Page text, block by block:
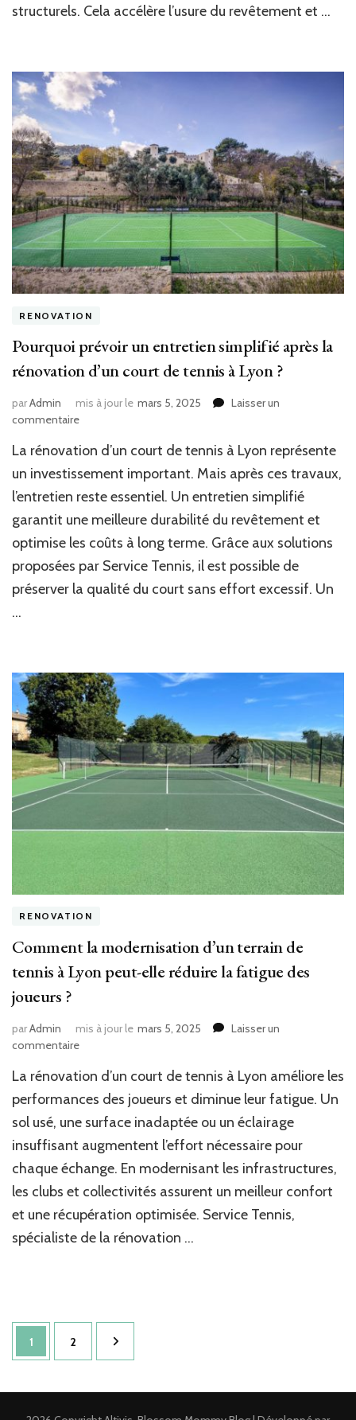
la
de
tennis
à
?
structurels. Cela accélère l’usure du revêtement et …
RENOVATION
Pourquoi prévoir un entretien simplifié après la
rénovation d’un court de tennis à Lyon ?
parAdmin mis à jour le mars 5, 2025
Laisser un
commentairesur
prévoir
un
simplifié
après
rénovation
d’un
court
?
La rénovation d’un court de tennis à Lyon représente
un investissement important. Mais après ces travaux,
l’entretien reste essentiel. Un entretien simplifié
garantit une meilleure durabilité du revêtement et
optimise les coûts à long terme. Grâce aux solutions
proposées par Service Tennis, il est possible de
préserver la qualité du court sans effort excessif. Un
…
RENOVATION
Comment la modernisation d’un terrain de
tennis à Lyon peut-elle réduire la fatigue des
joueurs ?
parAdmin mis à jour le mars 5, 2025
Laisser un
commentairesur
la
modernisation
terrain
de
à
Lyon
peut-
elle
réduire
La rénovation d’un court de tennis à Lyon améliore les
performances des joueurs et diminue leur fatigue. Un
sol usé, une surface inadaptée ou un éclairage
insuffisant augmentent l’effort nécessaire pour
chaque échange. En modernisant les infrastructures,
les clubs et collectivités assurent un meilleur confort
et une récupération optimisée. Service Tennis,
spécialiste de la rénovation …
Pagination
des
Page
1 Page
2